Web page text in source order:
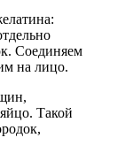
Соединяем
на лицо.
Такой